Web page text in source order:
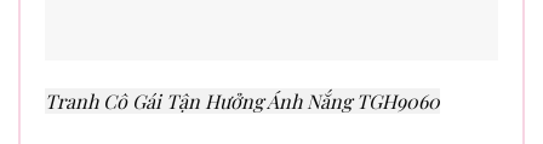
Tranh Cô Gái Tận Hưởng Ánh Nắng TGH9060